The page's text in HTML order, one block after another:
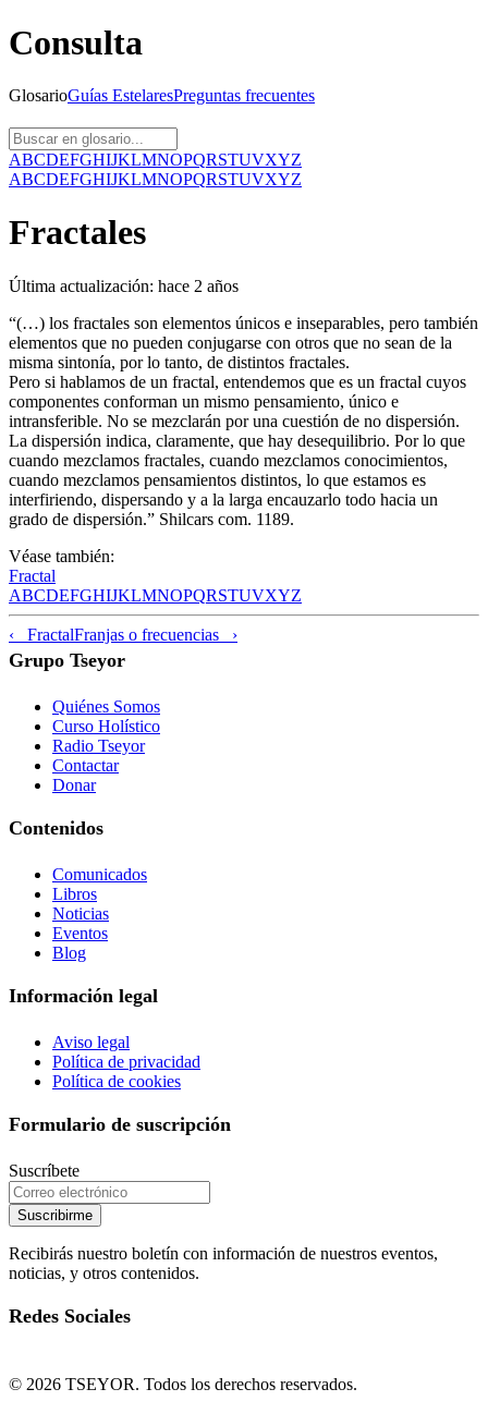
Consulta
GlosarioGuías EstelaresPreguntas frecuentes
ABCDEFGHIJKLMNOPQRSTUVXYZ
ABCDEFGHIJKLMNOPQRSTUVXYZ
Fractales
Última actualización: hace 2 años
“(…) los fractales son elementos únicos e inseparables, pero también
elementos que no pueden conjugarse con otros que no sean de la
misma sintonía, por lo tanto, de distintos fractales.
Pero si hablamos de un fractal, entendemos que es un fractal cuyos
componentes conforman un mismo pensamiento, único e
intransferible. No se mezclarán por una cuestión de no dispersión.
La dispersión indica, claramente, que hay desequilibrio. Por lo que
cuando mezclamos fractales, cuando mezclamos conocimientos,
cuando mezclamos pensamientos distintos, lo que estamos es
interfiriendo, dispersando y a la larga encauzarlo todo hacia un
grado de dispersión.” Shilcars com. 1189.
Véase también:
Fractal
ABCDEFGHIJKLMNOPQRSTUVXYZ
‹ FractalFranjas o frecuencias ›
Grupo Tseyor
Quiénes Somos
Curso Holístico
Radio Tseyor
Contactar
Donar
Contenidos
Comunicados
Libros
Noticias
Eventos
Blog
Información legal
Aviso legal
Política de privacidad
Política de cookies
Formulario de suscripción
Suscríbete
Suscribirme
Recibirás nuestro boletín con información de nuestros eventos,
noticias, y otros contenidos.
Redes Sociales
© 2026 TSEYOR. Todos los derechos reservados.